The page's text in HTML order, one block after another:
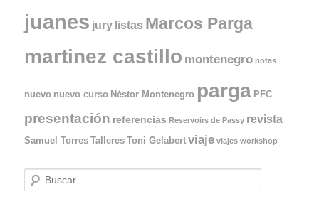
juanes jury listas Marcos Parga
martinez castillo montenegro notas
nuevo nuevo curso Néstor Montenegro parga PFC
presentación referencias Reservoirs de Passy revista
Samuel Torres Talleres Toni Gelabert viaje viajes workshop
u